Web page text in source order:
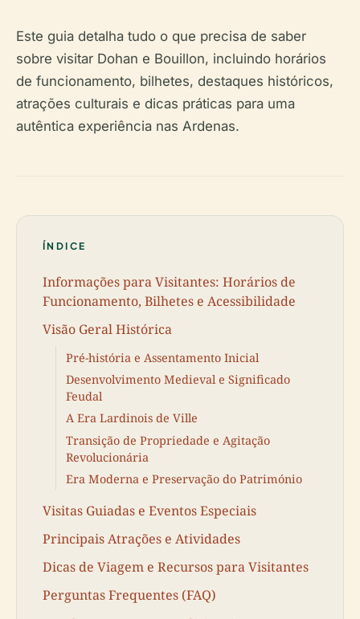
Este guia detalha tudo o que precisa de saber
sobre visitar Dohan e Bouillon, incluindo horários
de funcionamento, bilhetes, destaques históricos,
atrações culturais e dicas práticas para uma
autêntica experiência nas Ardenas.
ÍNDICE
Informações para Visitantes: Horários de
Funcionamento, Bilhetes e Acessibilidade
Visão Geral Histórica
Pré-história e Assentamento Inicial
Desenvolvimento Medieval e Significado
Feudal
A Era Lardinois de Ville
Transição de Propriedade e Agitação
Revolucionária
Era Moderna e Preservação do Património
Visitas Guiadas e Eventos Especiais
Principais Atrações e Atividades
Dicas de Viagem e Recursos para Visitantes
Perguntas Frequentes (FAQ)